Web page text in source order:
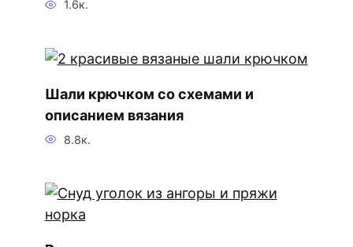
1.6к.
Шали крючком со схемами и
описанием вязания
8.8к.